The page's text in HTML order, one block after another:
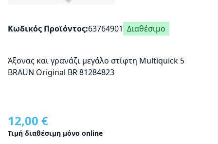
Κωδικός Προϊόντος 63764901 Διαθέσιμο
Άξονας και γρανάζι μεγάλο στίφτη Multiquick 5
BRAUN Original BR 81284823
12,00 €
Τιμή διαθέσιμη μόνο online